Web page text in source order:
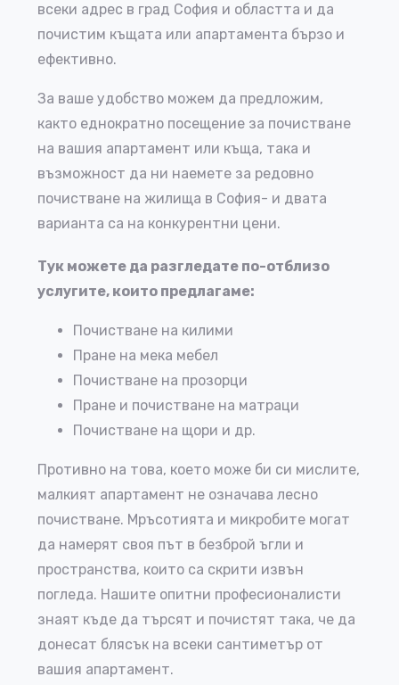
всеки адрес в град София и областта и да
почистим къщата или апартамента бързо и
ефективно.
За ваше удобство можем да предложим,
както еднократно посещение за почистване
на вашия апартамент или къща, така и
възможност да ни наемете за редовно
почистване на жилища в София- и двата
варианта са на конкурентни цени.
Тук можете да разгледате по-отблизо
услугите, които предлагаме:
Почистване на килими
Пране на мека мебел
Почистване на прозорци
Пране и почистване на матраци
Почистване на щори и др.
Противно на това, което може би си мислите,
малкият апартамент не означава лесно
почистване. Мръсотията и микробите могат
да намерят своя път в безброй ъгли и
пространства, които са скрити извън
погледа. Нашите опитни професионалисти
знаят къде да търсят и почистят така, че да
донесат блясък на всеки сантиметър от
вашия апартамент.